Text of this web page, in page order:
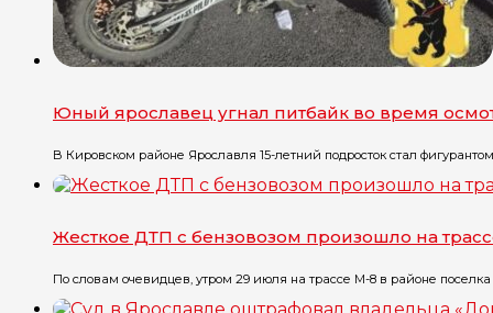
Юный ярославец угнал питбайк во время
В Кировском районе Ярославля 15-летний подросток стал фигурантом
Жесткое ДТП с бензовозом произошло на
По словам очевидцев, утром 29 июля на трассе М-8 в районе поселка